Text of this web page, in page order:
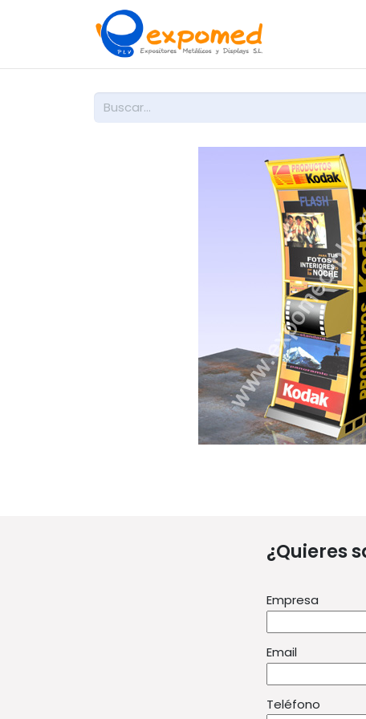
¿Quieres
Empresa
Email
Teléfono